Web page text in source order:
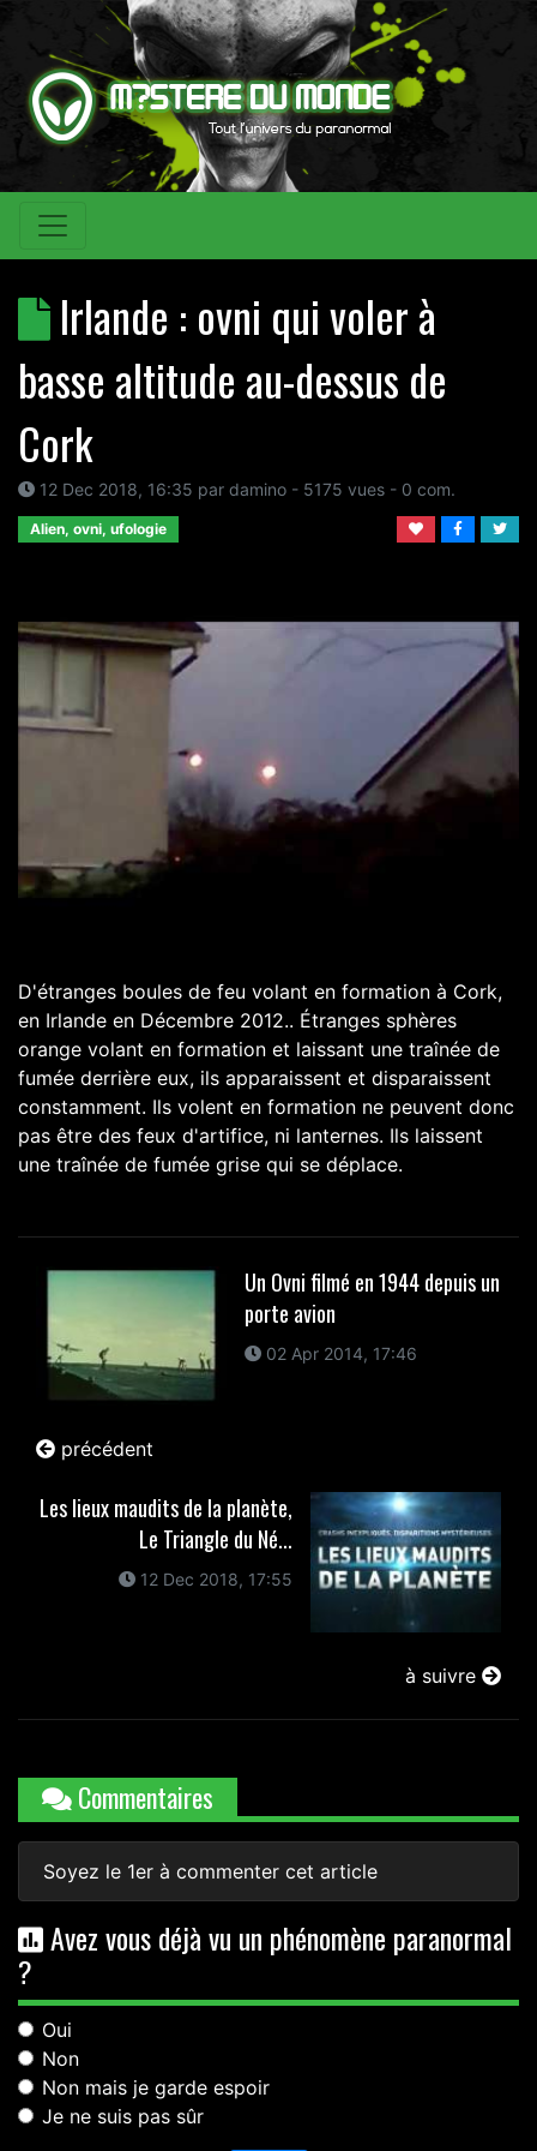
Irlande : ovni qui voler à
basse altitude au-dessus de
Cork
12 Dec 2018, 16:35 par damino - 5175 vues - 0 com.
Alien, ovni, ufologie
D'étranges boules de feu volant en formation à Cork,
en Irlande en Décembre 2012.. Étranges sphères
orange volant en formation et laissant une traînée de
fumée derrière eux, ils apparaissent et disparaissent
constamment. Ils volent en formation ne peuvent donc
pas être des feux d'artifice, ni lanternes. Ils laissent
une traînée de fumée grise qui se déplace.
Un Ovni filmé en 1944 depuis un
porte avion
02 Apr 2014, 17:46
précédent
Les lieux maudits de la planète,
Le Triangle du Né...
12 Dec 2018, 17:55
à suivre
Commentaires
Soyez le 1er à commenter cet article
Avez vous déjà vu un phénomène paranormal
?
Oui
Non
Non mais je garde espoir
Je ne suis pas sûr